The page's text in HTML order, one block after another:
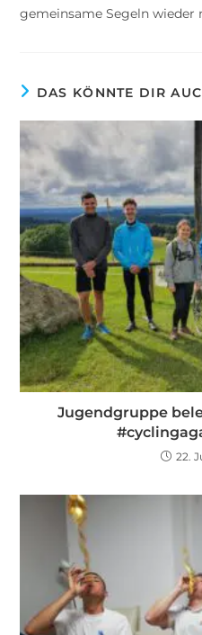
gemeinsame Segeln
DAS KÖNNTE DIR
Jugendgruppe
22.